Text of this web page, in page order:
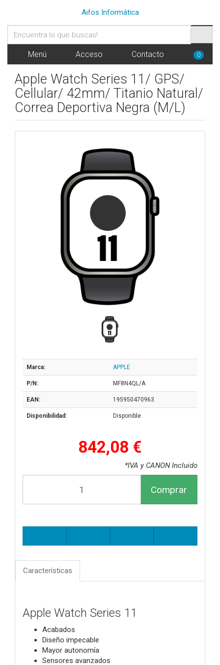
Aifos Informática
Menú Acceso Contacto 0
Apple Watch Series 11/ GPS/
Cellular/ 42mm/ Titanio Natural/
Correa Deportiva Negra (M/L)
Marca: APPLE
P/N: MF8N4QL/A
EAN: 195950470963
Disponibilidad: Disponible
842,08 €
*IVA y CANON Incluido
Comprar
Características
Apple Watch Series 11
Acabados
Diseño impecable
Mayor autonomía
Sensores avanzados